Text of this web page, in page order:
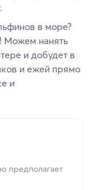
в море?
Можем нанять
и добудет в
и ежей прямо
и
предполагает